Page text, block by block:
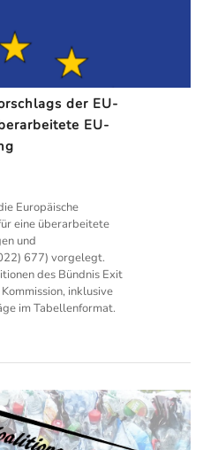
der EU-
EU-
Europäische
eine überarbeitete
und
677) vorgelegt.
des Bündnis Exit
inklusive
im Tabellenformat.